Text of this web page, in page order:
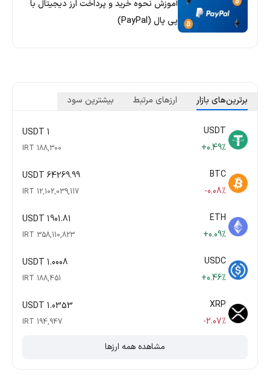
آموزش نحوه خرید و پرداخت ارز دیجیتال با
پی پال (PayPal)
برترین‌های بازار ارزهای مرتبط بیشترین سود
USDT
+0.49%
1 USDT
188,300 IRT
BTC
-0.08%
64269.99 USDT
12,102,039,117 IRT
ETH
+0.09%
1901.81 USDT
358,110,823 IRT
USDC
+0.46%
1.0008 USDT
188,451 IRT
XRP
-2.07%
1.0353 USDT
194,947 IRT
مشاهده همه ارزها